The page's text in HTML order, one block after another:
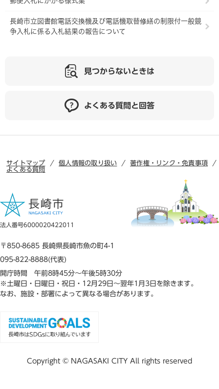
長崎市立図書館電話交換機及び電話機取替修繕の制限付一般競
争入札に係る入札結果の報告について
見つからないときは
よくある質問と回答
サイトマップ 個人情報の取り扱い
著作権・リンク・免責事項
よくある質問
法人番号6000020422011
〒850-8685 長崎県長崎市魚の町4-1
095-822-8888(代表)
開庁時間 午前8時45分～午後5時30分
※土曜日・日曜日・祝日・12月29日～翌年1月3日を除きます。
なお、施設・部署によって異なる場合があります。
Copyright © NAGASAKI CITY All rights reserved